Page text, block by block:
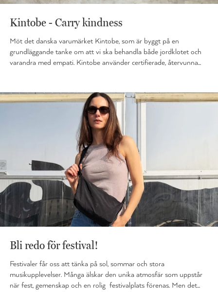
Kintobe - Carry kindness
Möt det danska varumärket Kintobe, som är byggt på en
grundläggande tanke om att vi ska behandla både jordklotet och
varandra med empati. Kintobe använder certifierade, återvunna...
Bli redo för festival!
Festivaler får oss att tänka på sol, sommar och stora
musikupplevelser. Många älskar den unika atmosfär som uppstår
när fest, gemenskap och en rolig festivalplats förenas. Men det...